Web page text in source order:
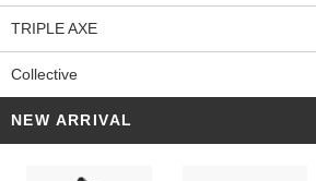
TRIPLE AXE
Collective
NEW ARRIVAL